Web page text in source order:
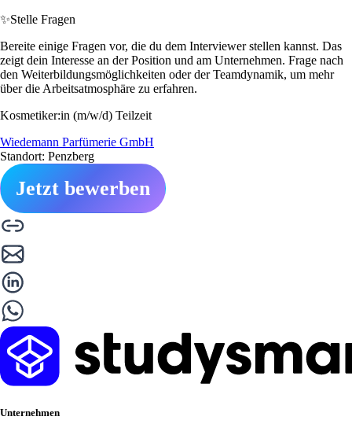
✨Stelle Fragen
Bereite einige Fragen vor, die du dem Interviewer stellen kannst. Das
zeigt dein Interesse an der Position und am Unternehmen. Frage nach
den Weiterbildungsmöglichkeiten oder der Teamdynamik, um mehr
über die Arbeitsatmosphäre zu erfahren.
Kosmetiker:in (m/w/d) Teilzeit
Wiedemann Parfümerie GmbH
Standort: Penzberg
Jetzt bewerben
Unternehmen